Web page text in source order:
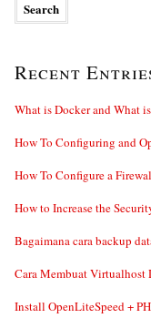
Recent
What is Docker and What
How To Configuring and
How To Configure a
How to Increase the
Bagaimana cara backup
Cara Membuat Virtualhost
Install OpenLiteSpeed +